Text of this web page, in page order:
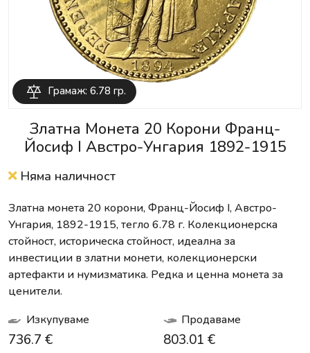
Грамаж: 6.78 гр.
Златна Монета 20 Корони Франц-
Йосиф I Австро-Унгария 1892-1915
Няма наличност
Златна монета 20 корони, Франц-Йосиф I, Австро-
Унгария, 1892-1915, тегло 6.78 г. Колекционерска
стойност, историческа стойност, идеална за
инвестиции в златни монети, колекционерски
артефакти и нумизматика. Редка и ценна монета за
ценители.
Изкупуваме
736.7 €
Продаваме
803.01 €